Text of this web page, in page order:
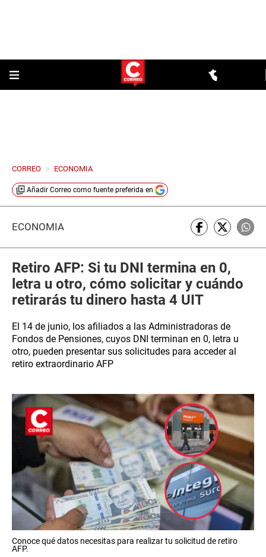
CORREO > ECONOMIA
Añadir Correo como fuente preferida en
ECONOMÍA
Retiro AFP: Si tu DNI termina en 0,
letra u otro, cómo solicitar y cuándo
retirarás tu dinero hasta 4 UIT
El 14 de junio, los afiliados a las Administradoras de
Fondos de Pensiones, cuyos DNI terminan en 0, letra u
otro, pueden presentar sus solicitudes para acceder al
retiro extraordinario AFP
Conoce qué datos necesitas para realizar tu solicitud de retiro
AFP.